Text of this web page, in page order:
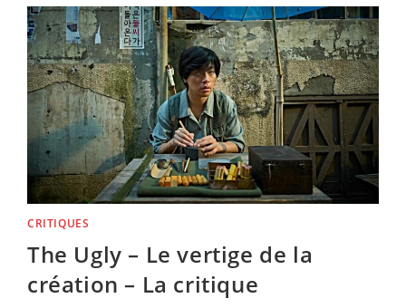
OÙ
MEURENT
LES
MONDES
–
LA
CRITIQUE
CRITIQUES
The Ugly – Le vertige de la
création – La critique